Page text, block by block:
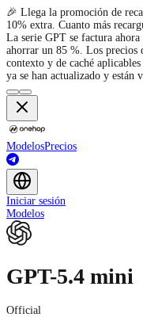
🎉 Llega la promoción de
10% extra. Cuanto más
La serie GPT se factura
ahorrar un 85 %. Los precios
contexto y de caché
ya se han actualizado y están
ModelosPrecios
Iniciar sesión
Modelos
GPT-5.4 mini
Official